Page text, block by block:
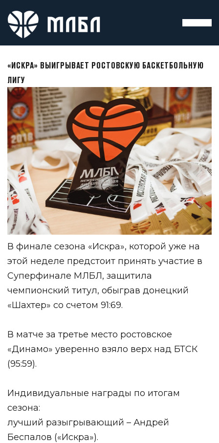
«ИСКРА» ВЫИГРЫВАЕТ РОСТОВСКУЮ БАСКЕТБОЛЬНУЮ
ЛИГУ
В финале сезона «Искра», которой уже на
этой неделе предстоит принять участие в
Суперфинале МЛБЛ, защитила
чемпионский титул, обыграв донецкий
«Шахтер» со счетом 91:69.
В матче за третье место ростовское
«Динамо» уверенно взяло верх над БТСК
(95:59).
Индивидуальные награды по итогам
сезона:
лучший разыгрывающий – Андрей
Беспалов («Искра»).